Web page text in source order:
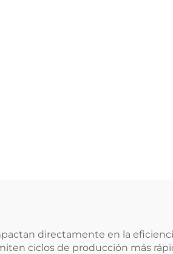
directamente en la
ciclos de producción más